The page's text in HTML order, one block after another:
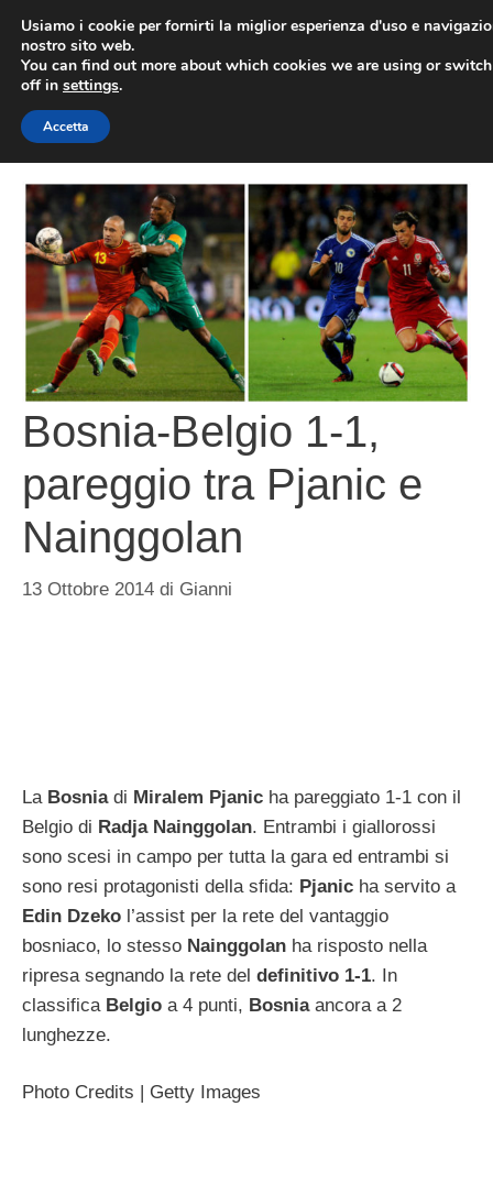
contenuto
Bosnia-Belgio 1-1,
pareggio tra Pjanic e
Nainggolan
13 Ottobre 2014 di Gianni
La Bosniadi Miralem Pjanic ha pareggiato 1-1 con il
Belgio di Radja Nainggolan. Entrambi i giallorossi
sono scesi in campo per tutta la gara ed entrambi si
sono resi protagonisti della sfida: Pjanic ha servito a
Edin Dzeko l’assist per la rete del vantaggio
bosniaco, lo stesso Nainggolan ha risposto nella
ripresa segnando la rete del definitivo 1-1. In
classifica Belgio a 4 punti, Bosniaancora a 2
lunghezze.
Photo Credits | Getty Images
Usiamo i cookie per fornirti la miglior esperienza d'uso e
nostro sito web.
You can find out more about which cookies we are using or
off in settings.
Accetta